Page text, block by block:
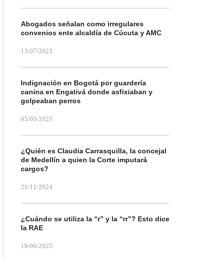
Abogados señalan como irregulares
convenios ente alcaldía de Cúcuta y AMC
13/07/2023
Indignación en Bogotá por guardería
canina en Engativá donde asfixiaban y
golpeaban perros
05/05/2025
¿Quién es Claudia Carrasquilla, la concejal
de Medellín a quien la Corte imputará
cargos?
21/11/2024
¿Cuándo se utiliza la “r” y la “rr”? Esto dice
la RAE
19/06/2025